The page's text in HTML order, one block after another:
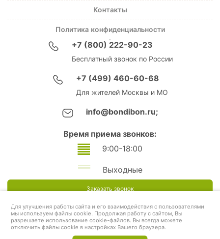
Контакты
Политика конфиденциальности
+7 (800) 222-90-23
Бесплатный звонок по России
+7 (499) 460-60-68
Для жителей Москвы и МО
info@bondibon.ru;
Время приема звонков:
9:00-18:00
Выходные
Заказать звонок
Для улучшения работы сайта и его взаимодействия с пользователями
мы используем файлы cookie. Продолжая работу с сайтом, Вы
разрешаете использование cookie-файлов. Вы всегда можете
отключить файлы cookie в настройках Вашего браузера.